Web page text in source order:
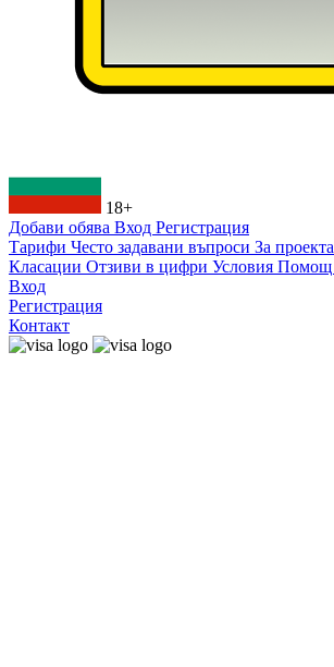
18+
Добави обява Вход Регистрация
Тарифи Често задавани въпроси За проекта
Класации Отзиви в цифри Условия Помощ
Вход
Регистрация
Контакт